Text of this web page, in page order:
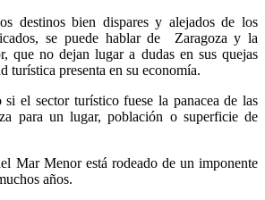
destinos bien dispares y alejados de los
se puede hablar de
Zaragoza y la
que no dejan lugar a dudas en sus quejas
turística presenta en su economía.
el sector turístico fuese la panacea de las
para un lugar, población o superficie de
Mar Menor está rodeado de un imponente
años.